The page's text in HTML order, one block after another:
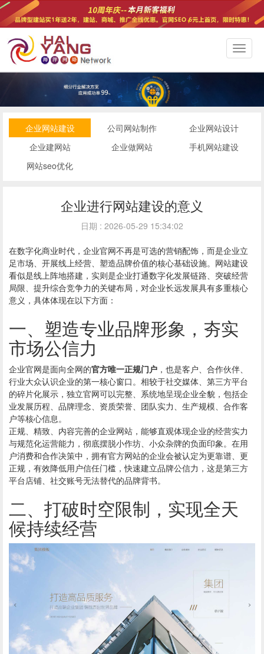
切
换
导
企业网站建设 公司网站制作
企业网站设计
企业建网站
企业做网站
手机网站建设
网站seo优化
企业进行网站建设的意义
日期 : 2026-05-29 15:34:02
在数字化商业时代，企业官网不再是可选的营销配饰，而是企业立
足市场、开展线上经营、塑造品牌价值的核心基础设施。网站建设
看似是线上阵地搭建，实则是企业打通数字化发展链路、突破经营
局限、提升综合竞争力的关键布局，对企业长远发展具有多重核心
意义，具体体现在以下方面：
一、塑造专业品牌形象，夯实
市场公信力
企业官网是面向全网的官方唯一正规门户 ，也是客户、合作伙伴、
行业大众认识企业的第一核心窗口。相较于社交媒体、第三方平台
的碎片化展示，独立官网可以完整、系统地呈现企业全貌，包括企
业发展历程、品牌理念、资质荣誉、团队实力、生产规模、合作客
户等核心信息。
正规、精致、内容完善的企业网站，能够直观体现企业的经营实力
与规范化运营能力，彻底摆脱小作坊、小众杂牌的负面印象。在用
户消费和合作决策中，拥有官方网站的企业会被认定为更靠谱、更
正规，有效降低用户信任门槛，快速建立品牌公信力，这是第三方
平台店铺、社交账号无法替代的品牌背书。
二、打破时空限制，实现全天
候持续经营